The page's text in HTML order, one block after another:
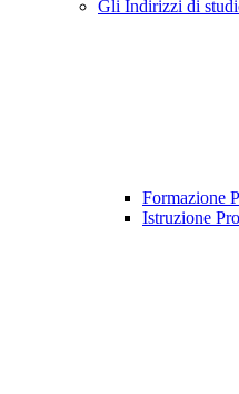
Gli Indirizzi di
Formazione
Istruzione